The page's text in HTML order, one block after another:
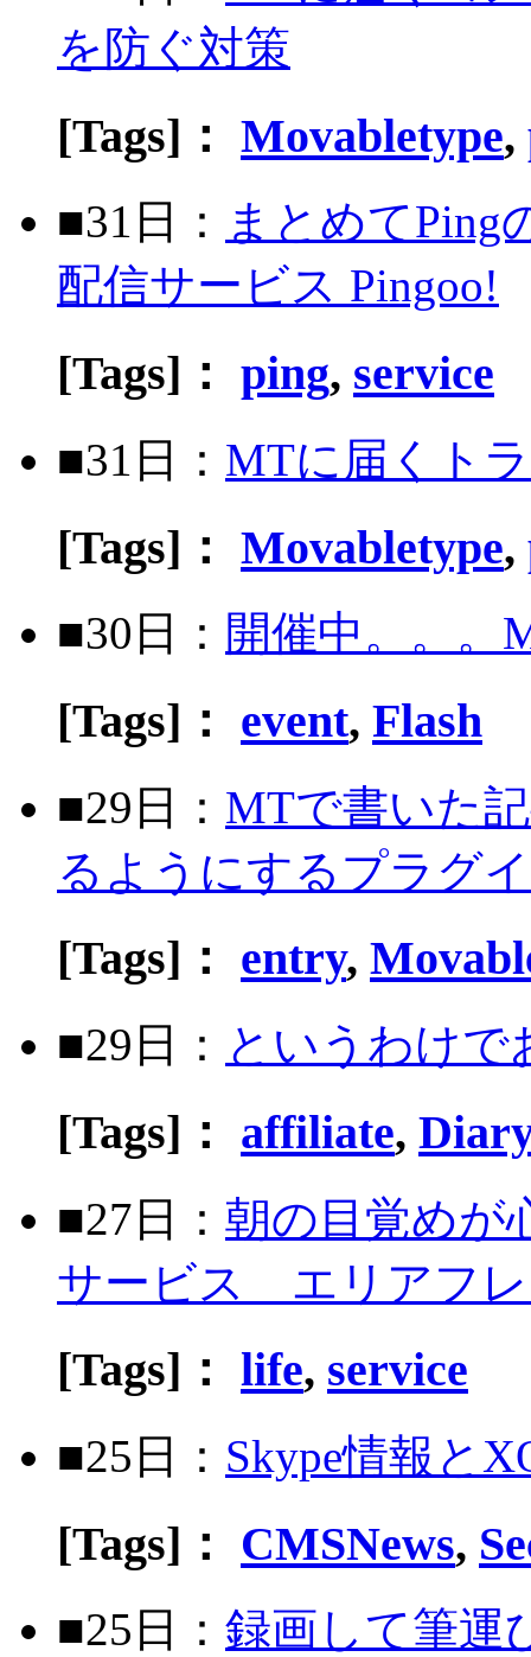
を防ぐ対策
[Tags]： Movabletype,
■31日： まとめてPing
配信サービス Pingoo!
[Tags]： ping, service
■31日： MTに届くト
[Tags]： Movabletype,
■30日： 開催中。。。
[Tags]： event, Flash
■29日： MTで書いた
るようにするプラグ
[Tags]： entry,
■29日： というわけで
[Tags]： affiliate, Diary
■27日： 朝の目覚めが
サービス エリアフ
[Tags]： life, service
■25日： Skype情報と
[Tags]： CMSNews,
■25日： 録画して筆